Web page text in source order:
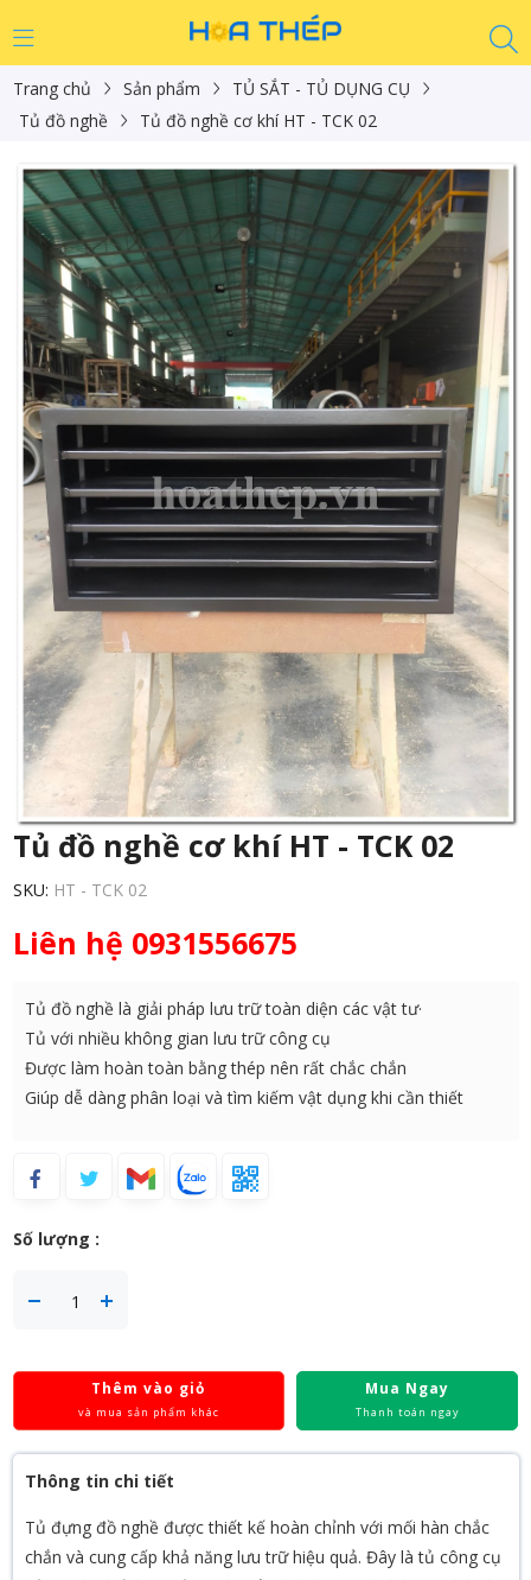
Trang chủ Sản phẩm
TỦ SẮT - TỦ DỤNG CỤ
Tủ đồ nghề
Tủ đồ nghề cơ khí HT - TCK 02
Tủ đồ nghề cơ khí HT - TCK 02
SKU: HT - TCK 02
Liên hệ 0931556675
Tủ đồ nghề là giải pháp lưu trữ toàn diện các vật tư·
Tủ với nhiều không gian lưu trữ công cụ
Được làm hoàn toàn bằng thép nên rất chắc chắn
Giúp dễ dàng phân loại và tìm kiếm vật dụng khi cần thiết
Số lượng :
Thêm vào giỏ
và mua sản phẩm khác
Mua Ngay
Thanh toán ngay
Thông tin chi tiết
Tủ đựng đồ nghề được thiết kế hoàn chỉnh với mối hàn chắc
chắn và cung cấp khả năng lưu trữ hiệu quả. Đây là tủ công cụ